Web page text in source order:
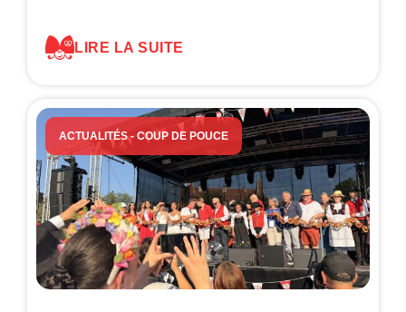
LIRE LA SUITE
ACTUALITÉS- COUP DE POUCE